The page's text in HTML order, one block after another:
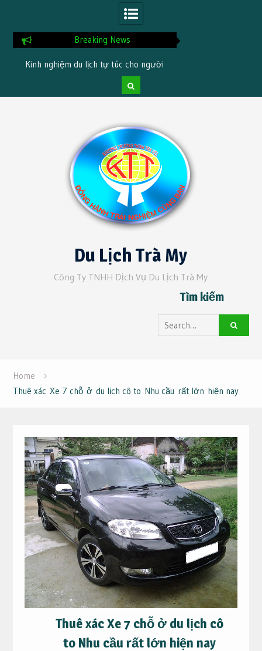
Breaking News
Kinh nghiệm du lịch tự túc cho người
Du Lịch Trà My
Công Ty TNHH Dịch Vụ Du Lịch Trà My
Tìm kiếm
Search
for:
Home
Thuê xác Xe 7 chỗ ở du lịch cô to Nhu cầu rất lớn hiện nay
Thuê xác Xe 7 chỗ ở du lịch cô
to Nhu cầu rất lớn hiện nay